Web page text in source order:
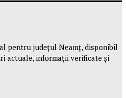
pentru județul Neamț, disponibil
actuale, informații verificate și